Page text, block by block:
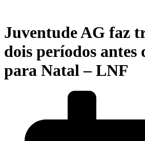
Juventude AG faz
dois períodos antes
para Natal – LNF